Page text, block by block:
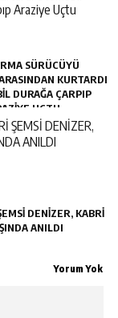
SÜRÜCÜYÜ
KURTARDI
DURAĞA ÇARPIP
UÇTU
DENİZER, KABRİ
ANILDI
Yorum Yok